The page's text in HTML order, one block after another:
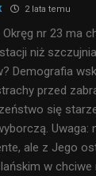
2 lata temu
Okręg nr 23 ma
niż
Demografia
przed
się
Uwaga:
ale z Jego
w